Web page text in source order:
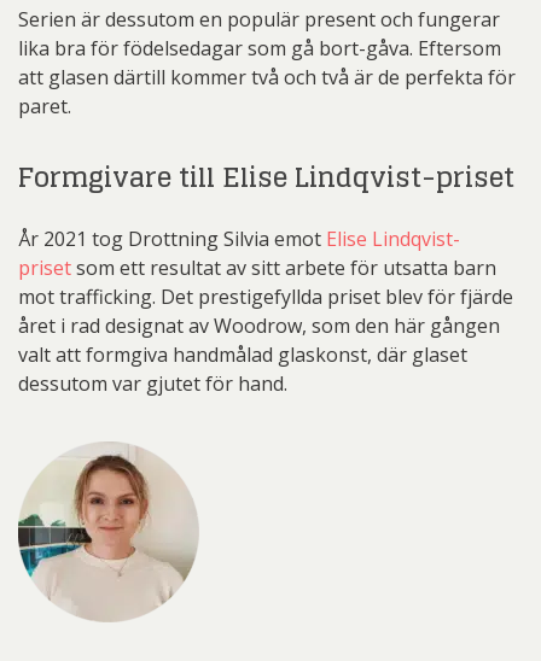
Serien är dessutom en populär present och fungerar
lika bra för födelsedagar som gå bort-gåva. Eftersom
att glasen därtill kommer två och två är de perfekta för
paret.
Formgivare till Elise Lindqvist-priset
År 2021 tog Drottning Silvia emot Elise Lindqvist-
prisetsom ett resultat av sitt arbete för utsatta barn
mot trafficking. Det prestigefyllda priset blev för fjärde
året i rad designat av Woodrow, som den här gången
valt att formgiva handmålad glaskonst, där glaset
dessutom var gjutet för hand.